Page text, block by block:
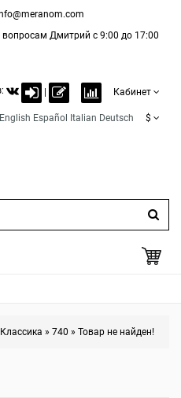
вопросам Дмитрий с 9:00 до 17:00
Кабинет
English Español Italian Deutsch $
» 740 » Товар не найден!